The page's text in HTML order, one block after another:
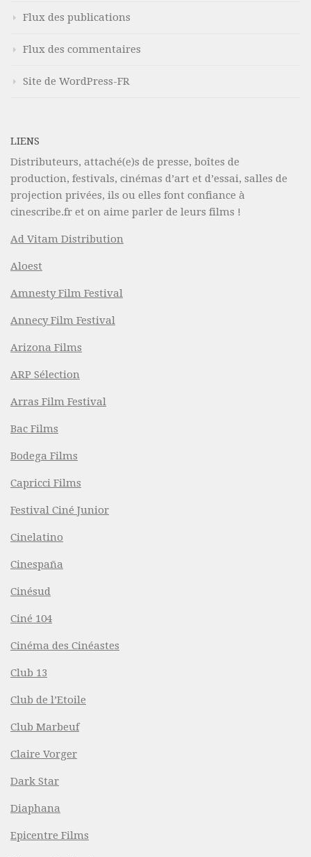
Flux des publications
Flux des commentaires
Site de WordPress-FR
LIENS
Distributeurs, attaché(e)s de presse, boîtes de
production, festivals, cinémas d’art et d’essai, salles de
projection privées, ils ou elles font confiance à
cinescribe.fr et on aime parler de leurs films !
Ad Vitam Distribution
Aloest
Amnesty Film Festival
Annecy Film Festival
Arizona Films
ARP Sélection
Arras Film Festival
Bac Films
Bodega Films
Capricci Films
Festival Ciné Junior
Cinelatino
Cinespaña
Cinésud
Ciné 104
Cinéma des Cinéastes
Club 13
Club de l’Etoile
Club Marbeuf
Claire Vorger
Dark Star
Diaphana
Epicentre Films